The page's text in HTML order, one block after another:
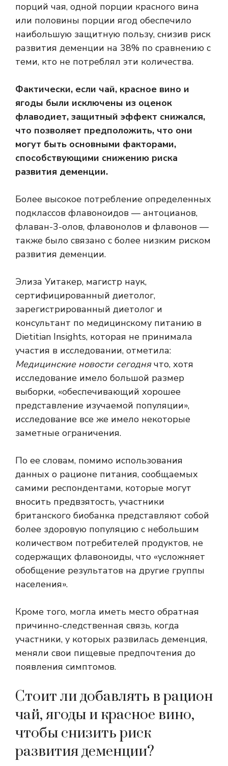
порций чая, одной порции красного вина
или половины порции ягод обеспечило
наибольшую защитную пользу, снизив риск
развития деменции на 38% по сравнению с
теми, кто не потреблял эти количества.
Фактически, если чай, красное вино и
ягоды были исключены из оценок
флаводиет, защитный эффект снижался,
что позволяет предположить, что они
могут быть основными факторами,
способствующими снижению риска
развития деменции.
Более высокое потребление определенных
подклассов флавоноидов — антоцианов,
флаван-3-олов, флавонолов и флавонов —
также было связано с более низким риском
развития деменции.
Элиза Уитакер, магистр наук,
сертифицированный диетолог,
зарегистрированный диетолог и
консультант по медицинскому питанию в
Dietitian Insights, которая не принимала
участия в исследовании, отметила:
Медицинские новости сегоднячто, хотя
исследование имело большой размер
выборки, «обеспечивающий хорошее
представление изучаемой популяции»,
исследование все же имело некоторые
заметные ограничения.
По ее словам, помимо использования
данных о рационе питания, сообщаемых
самими респондентами, которые могут
вносить предвзятость, участники
британского биобанка представляют собой
более здоровую популяцию с небольшим
количеством потребителей продуктов, не
содержащих флавоноиды, что «усложняет
обобщение результатов на другие группы
населения».
Кроме того, могла иметь место обратная
причинно-следственная связь, когда
участники, у которых развилась деменция,
меняли свои пищевые предпочтения до
появления симптомов.
Стоит ли добавлять в рацион
чай, ягоды и красное вино,
чтобы снизить риск
развития деменции?